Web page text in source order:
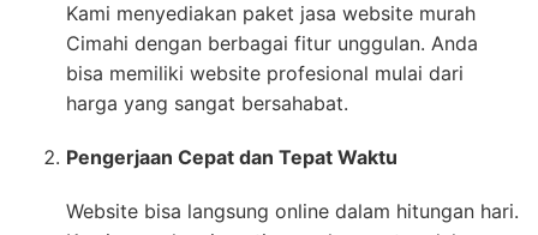
Kami menyediakan paket jasa website murah
Cimahi dengan berbagai fitur unggulan. Anda
bisa memiliki website profesional mulai dari
harga yang sangat bersahabat.
Pengerjaan Cepat dan Tepat Waktu
Website bisa langsung online dalam hitungan hari.